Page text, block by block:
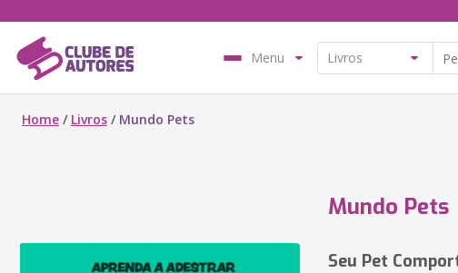
Menu
Home / Livros / Mundo Pets
Mundo Pets
Seu Pet